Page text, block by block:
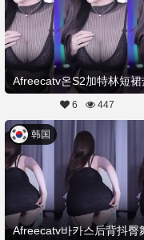
6 447
韩国